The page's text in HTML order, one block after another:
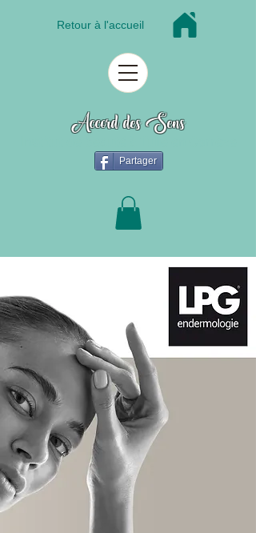
Retour à l'accueil
Accord des Sens
Partager